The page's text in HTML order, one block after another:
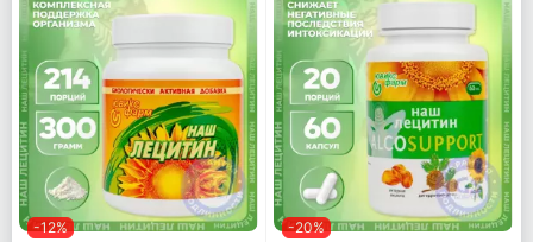
-12% -20%